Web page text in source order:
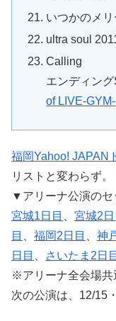
いつかのメ
ultra soul
Calling
エンディン
of LIVE-GYM-
福岡Yahoo! JAPAN
リストと変わらず。
▼アリーナ公演のセ
宮城1日目
宮城2日
目
福岡2日目 神
日目
さいたま2日
※アリーナ全会場共
次の公演は、12/15